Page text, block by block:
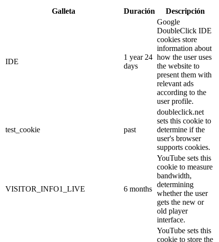
Galleta Duración Descripción
IDE
1 year 24
days
Google
DoubleClick IDE
cookies store
information about
how the user uses
the website to
present them with
relevant ads
according to the
user profile.
test_cookie past
doubleclick.net
sets this cookie to
determine if the
user's browser
supports cookies.
VISITOR_INFO1_LIVE 6 months
YouTube sets this
cookie to measure
bandwidth,
determining
whether the user
gets the new or
old player
interface.
YouTube sets this
cookie to store the